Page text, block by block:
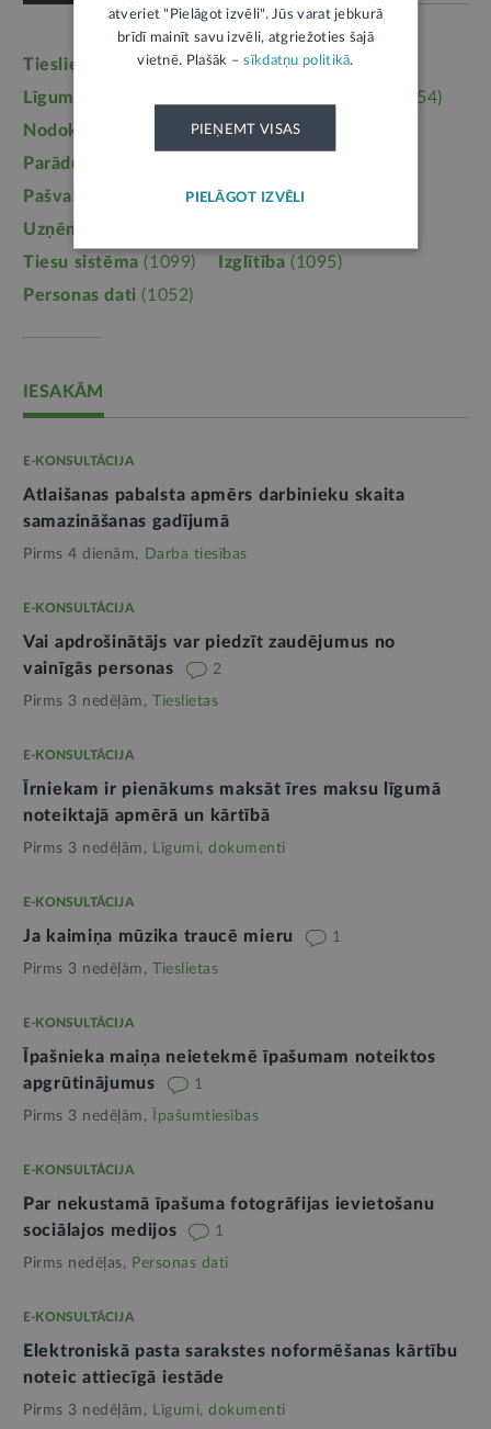
Tieslietas (6246) Darba tiesības(5764)
Līgumi, dokumenti
(3954)
Nodokļi
Mājoklis(3142)
Parādu piedziņa
Pašvaldības
Uzturlīdzekļi
Uzņēmējdarbība
Tiesu sistēma (1099) Izglītība (1095)
Personas dati (1052)
IESAKĀM
E-KONSULTĀCIJA
Atlaišanas pabalsta apmērs darbinieku skaita
samazināšanas gadījumā
Pirms 4 dienām, Darba tiesības
E-KONSULTĀCIJA
Vai apdrošinātājs var piedzīt zaudējumus no
vainīgās personas
2
Pirms 3 nedēļām, Tieslietas
E-KONSULTĀCIJA
Īrniekam ir pienākums maksāt īres maksu līgumā
noteiktajā apmērā un kārtībā
Pirms 3 nedēļām, Līgumi, dokumenti
E-KONSULTĀCIJA
Ja kaimiņa mūzika traucē mieru 1
Pirms 3 nedēļām, Tieslietas
E-KONSULTĀCIJA
Īpašnieka maiņa neietekmē īpašumam noteiktos
apgrūtinājumus
1
Pirms 3 nedēļām, Īpašumtiesības
E-KONSULTĀCIJA
Par nekustamā īpašuma fotogrāfijas ievietošanu
sociālajos medijos
1
Pirms nedēļas, Personas dati
E-KONSULTĀCIJA
Elektroniskā pasta sarakstes noformēšanas kārtību
noteic attiecīgā iestāde
Pirms 3 nedēļām, Līgumi, dokumenti
atveriet "Pielāgot izvēli". Jūs varat jebkurā
brīdī mainīt savu izvēli, atgriežoties šajā
vietnē. Plašāk –sīkdatņu politikā.
PIEŅEMT VISAS
PIELĀGOT IZVĒLI